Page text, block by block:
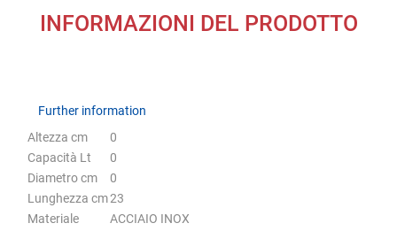
INFORMAZIONI DEL PRODOTTO
Further information
Further information
Altezza cm
0
Capacità Lt
0
Diametro cm
0
Lunghezza cm23
Materiale
ACCIAIO INOX